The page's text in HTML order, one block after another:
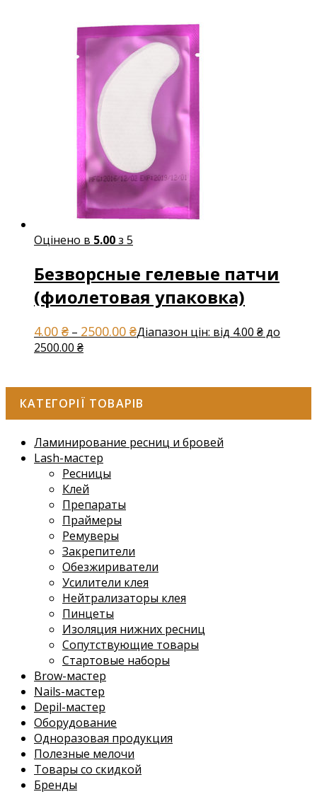
Оцінено в 5.00з 5
Безворсные гелевые патчи
(фиолетовая упаковка)
4.00 ₴ – 2500.00 ₴Діапазон цін: від 4.00 ₴ до
2500.00 ₴
КАТЕГОРІЇ ТОВАРІВ
Ламинирование ресниц и бровей
Lash-мастер
Ресницы
Клей
Препараты
Праймеры
Ремуверы
Закрепители
Обезжириватели
Усилители клея
Нейтрализаторы клея
Пинцеты
Изоляция нижних ресниц
Сопутствующие товары
Стартовые наборы
Brow-мастер
Nails-мастер
Depil-мастер
Оборудование
Одноразовая продукция
Полезные мелочи
Товары со скидкой
Бренды